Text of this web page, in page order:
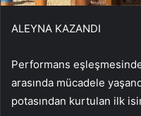
ALEYNA KAZANDI
Performans
arasında mücadele
potasından kurtulan ilk